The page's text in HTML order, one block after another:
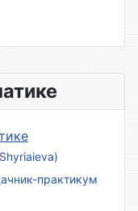
практикум